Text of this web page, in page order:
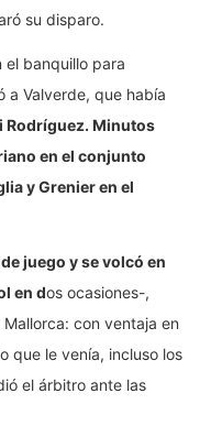
su disparo.
el banquillo para
a Valverde, que había
Rodríguez. Minutos
en el conjunto
y Grenier en el
juego y se volcó en
en dos ocasiones-,
con ventaja en
que le venía, incluso los
el árbitro ante las